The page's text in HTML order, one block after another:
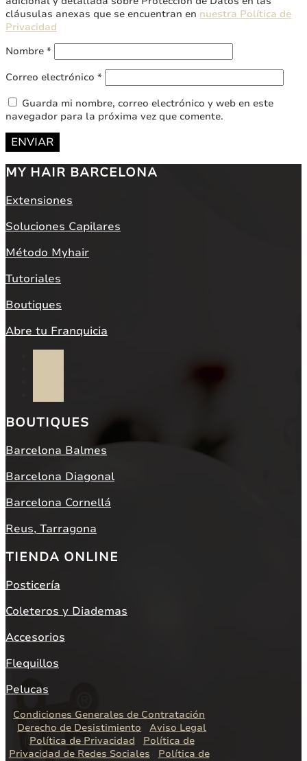
cláusulas anexas que se encuentran en nuestra Política de
Privacidad
Nombre *
Correo electrónico *
Guarda mi nombre, correo electrónico y web en este
navegador para la próxima vez que comente.
ENVIAR
MY HAIR BARCELONA
Extensiones
Soluciones Capilares
Método Myhair
Tutoriales
Boutiques
Abre tu Franquicia
BOUTIQUES
Barcelona Balmes
Barcelona Diagonal
Barcelona Cornellá
Reus, Tarragona
TIENDA ONLINE
Posticería
Coleteros y Diademas
Accesorios
Flequillos
Pelucas
Condiciones Generales de Contratación
Derecho de Desistimiento |Aviso Legal
Política de Privacidad
Política de
Privacidad de Redes Sociales
Política de